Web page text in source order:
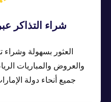
شراء التذاكر
العثور بسهولة وشراء
والعروض والمباريات
جميع أنحاء دولة